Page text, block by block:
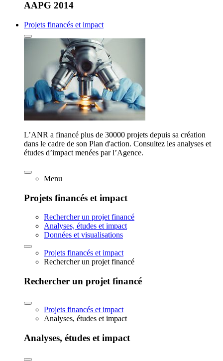
AAPG 2014
Projets financés et impact
L’ANR a financé plus de 30000 projets depuis sa création
dans le cadre de son Plan d'action. Consultez les analyses et
études d’impact menées par l’Agence.
Menu
Projets financés et impact
Rechercher un projet financé
Analyses, études et impact
Données et visualisations
Projets financés et impact
Rechercher un projet financé
Rechercher un projet financé
Projets financés et impact
Analyses, études et impact
Analyses, études et impact